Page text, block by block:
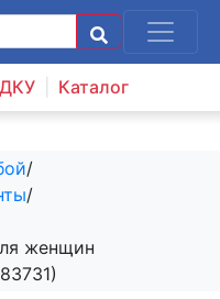
Каталог
/
/
женщин